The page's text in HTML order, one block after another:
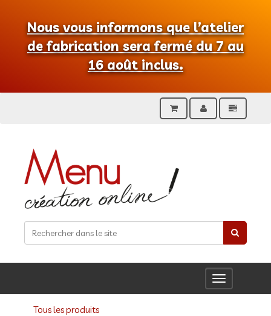
Nous vous informons que l’atelier
de fabrication sera fermé du 7 au
16 août inclus.
Toggle
navigation
Tous les produits